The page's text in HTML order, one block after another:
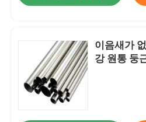
이음새가
강 원통 둥